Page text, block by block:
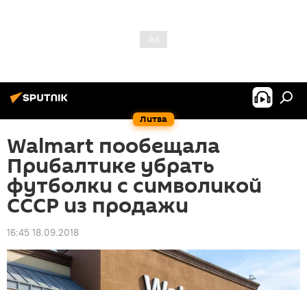
Литва
Walmart пообещала
Прибалтике убрать
футболки с символикой
СССР из продажи
16:45 18.09.2018